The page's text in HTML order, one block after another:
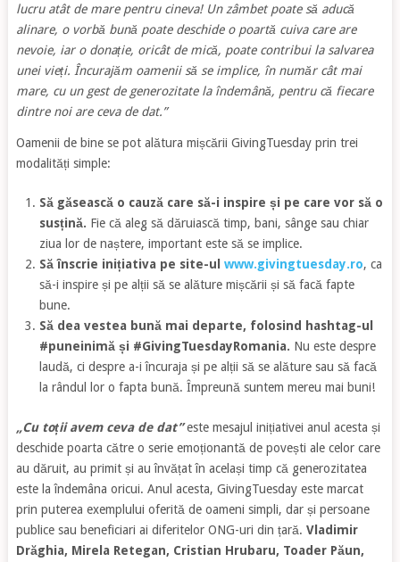
lucru atât de mare pentru cineva! Un zâmbet poate să aducă
alinare, o vorbă bună poate deschide o poartă cuiva care are
nevoie, iar o donație, oricât de mică, poate contribui la salvarea
unei vieți. Încurajăm oamenii să se implice, în număr cât mai
mare, cu un gest de generozitate la îndemână, pentru că fiecare
dintre noi are ceva de dat.”
Oamenii de bine se pot alătura mișcării GivingTuesday prin trei
modalități simple:
Să găsească o cauză care să-i inspire și pe care vor să o
susțină. Fie că aleg să dăruiască timp, bani, sânge sau chiar
ziua lor de naștere, important este să se implice.
Să înscrie inițiativa pe site-ulwww.givingtuesday.ro, ca
să-i inspire și pe alții să se alăture mișcării și să facă fapte
bune.
Să dea vestea bună mai departe, folosind hashtag-ul
#puneinimă și #GivingTuesdayRomania. Nu este despre
laudă, ci despre a-i încuraja și pe alții să se alăture sau să facă
la rândul lor o fapta bună. Împreună suntem mereu mai buni!
„Cu toții avem ceva de dat”este mesajul inițiativei anul acesta și
deschide poarta către o serie emoționantă de povești ale celor care
au dăruit, au primit și au învățat în același timp că generozitatea
este la îndemâna oricui. Anul acesta, GivingTuesday este marcat
prin puterea exemplului oferită de oameni simpli, dar și persoane
publice sau beneficiari ai diferitelor ONG-uri din țară. Vladimir
Drăghia, Mirela Retegan, Cristian Hrubaru, Toader Păun,